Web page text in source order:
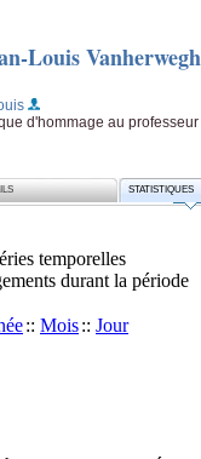
Louis
d'hommage au
STATISTIQUES